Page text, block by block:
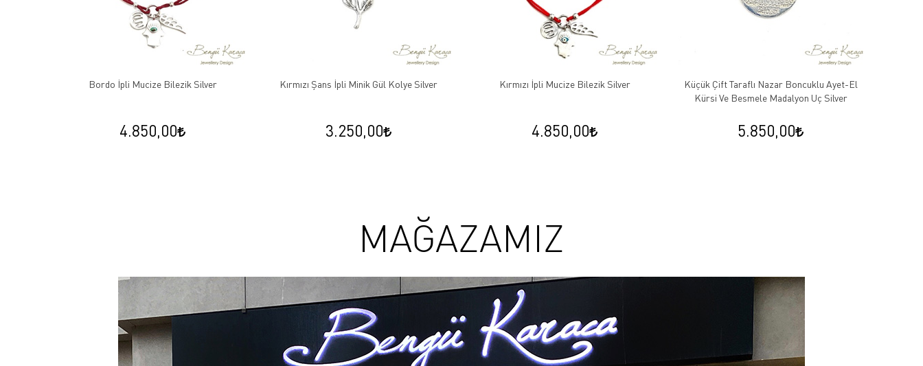
Bordo İpli Mucize Bilezik Silver
4.850,00
Kırmızı Şans İpli Minik Gül Kolye Silver
3.250,00
Kırmızı İpli Mucize Bilezik Silver
4.850,00
Küçük Çift Taraflı Nazar Boncuklu Ayet-El
Kürsi Ve Besmele Madalyon Uç Silver
5.850,00
MAĞAZAMIZ